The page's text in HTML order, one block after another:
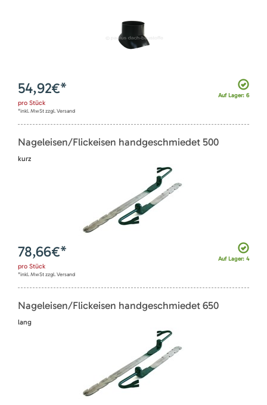
Auf Lager: 6
54,92€*
pro Stück
*inkl. MwSt zzgl. Versand
Nageleisen/Flickeisen handgeschmiedet 500
kurz
Auf Lager: 4
78,66€*
pro Stück
*inkl. MwSt zzgl. Versand
Nageleisen/Flickeisen handgeschmiedet 650
lang